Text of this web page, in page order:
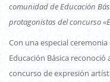
comunidad de Educación
protagonistas del concurso
Con una especial
Educación Básica
concurso de expresión